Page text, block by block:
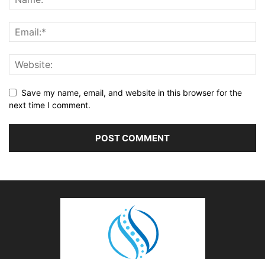
Save my name, email, and website in this browser for the
next time I comment.